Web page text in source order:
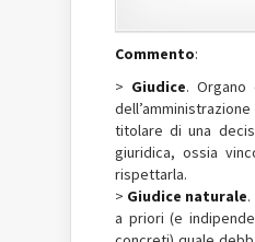
Commento:
> Giudice. Organo
titolare di una
giuridica, ossia
rispettarla.
> Giudice naturale
a priori (e